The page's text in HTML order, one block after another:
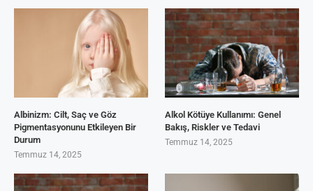
Albinizm: Cilt, Saç ve Göz
Pigmentasyonunu Etkileyen Bir
Durum
Temmuz 14, 2025
Alkol Kötüye Kullanımı: Genel
Bakış, Riskler ve Tedavi
Temmuz 14, 2025